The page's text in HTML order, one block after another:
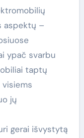
aspektų –
ypač svarbu
taptų
jų
gerai išvystytą